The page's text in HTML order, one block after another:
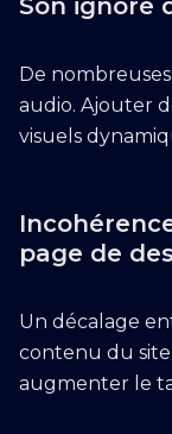
Son ignoré
De
audio. Ajouter
visuels
page de
Un décalage
contenu du
augmenter le